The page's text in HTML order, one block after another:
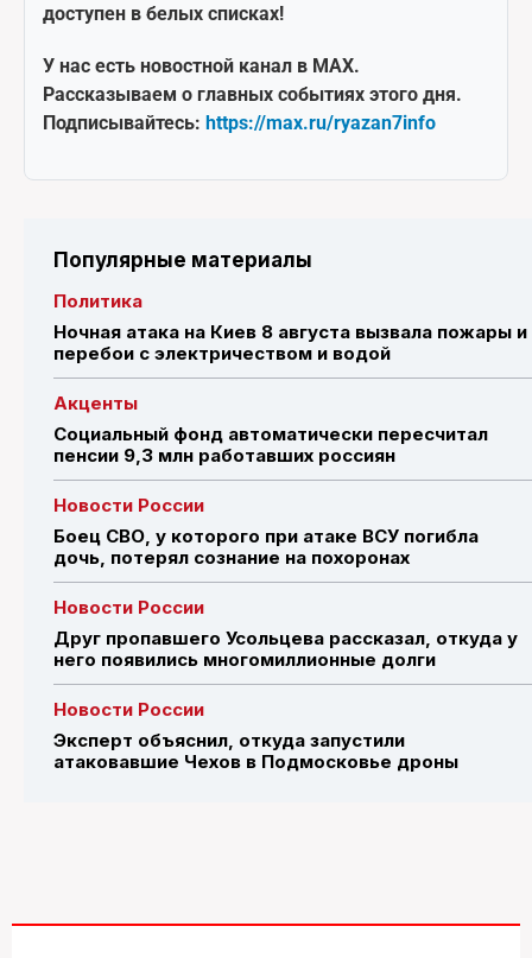
доступен в белых списках!
У нас есть новостной канал в MAX.
Рассказываем о главных событиях этого дня.
Подписывайтесь: https://max.ru/ryazan7info
Популярные материалы
Политика
Ночная атака на Киев 8 августа вызвала пожары и
перебои с электричеством и водой
Акценты
Социальный фонд автоматически пересчитал
пенсии 9,3 млн работавших россиян
Новости России
Боец СВО, у которого при атаке ВСУ погибла
дочь, потерял сознание на похоронах
Новости России
Друг пропавшего Усольцева рассказал, откуда у
него появились многомиллионные долги
Новости России
Эксперт объяснил, откуда запустили
атаковавшие Чехов в Подмосковье дроны